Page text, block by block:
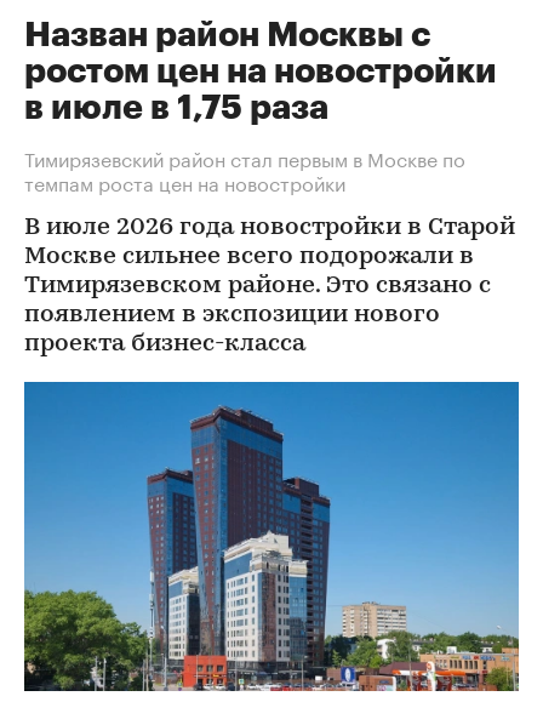
Назван район Москвы с
ростом цен на новостройки
в июле в 1,75 раза
Тимирязевский район стал первым в Москве по
темпам роста цен на новостройки
В июле 2026 года новостройки в Старой
Москве сильнее всего подорожали в
Тимирязевском районе. Это связано с
появлением в экспозиции нового
проекта бизнес-класса